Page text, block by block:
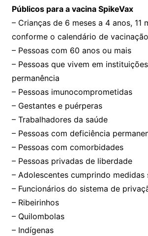
Públicos para a vacina SpikeVax
– Crianças de 6 meses a 4 anos, 11
conforme o calendário de vacinação
– Pessoas com 60 anos ou mais
– Pessoas que vivem em
permanência
– Pessoas imunocomprometidas
– Gestantes e puérperas
– Trabalhadores da saúde
– Pessoas com deficiência
– Pessoas com comorbidades
– Pessoas privadas de liberdade
– Adolescentes cumprindo
– Funcionários do sistema de
– Ribeirinhos
– Quilombolas
– Indígenas